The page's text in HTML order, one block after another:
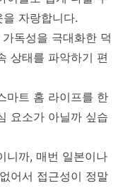
자랑합니다.
독성을 극대화한 덕
상태를 파악하기 편
마트 홈 라이프를 한
요소가 아닐까 싶습
니까, 매번 일본이나
어서 접근성이 정말